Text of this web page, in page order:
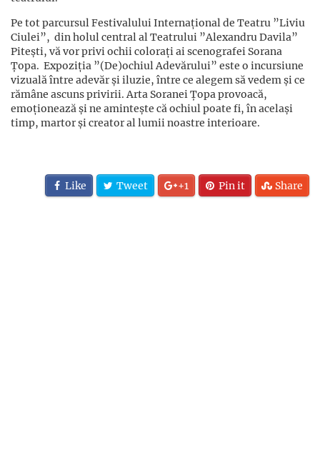
Pe tot parcursul Festivalului Internațional de Teatru ”Liviu
Ciulei”, din holul central al Teatrului ”Alexandru Davila”
Pitești, vă vor privi ochii colorați ai scenografei Sorana
Țopa. Expoziția ”(De)ochiul Adevărului” este o incursiune
vizuală între adevăr și iluzie, între ce alegem să vedem și ce
rămâne ascuns privirii. Arta Soranei Țopa provoacă,
emoționează și ne amintește că ochiul poate fi, în același
timp, martor și creator al lumii noastre interioare.
Like Tweet +1 Pin it Share